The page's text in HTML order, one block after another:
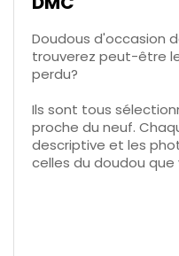
Doudous d'occasion
trouverez peut-être
perdu?
Ils sont tous
proche du neuf.
descriptive et les
celles du doudou que